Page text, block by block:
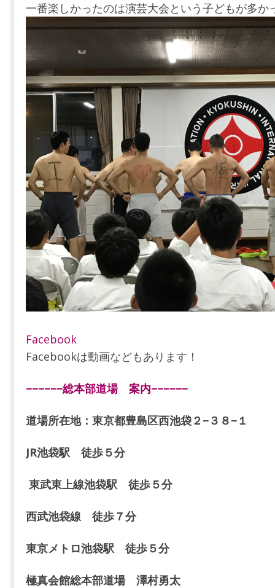
一番楽しかったのは演芸大会という子どもが多か
Facebook
Facebookは動画などもあります！
−−−−−−総本部道場 案内−−−−−−
道場所在地：東京都豊島区西池袋２−３８−１
JR池袋駅 徒歩５分
東武東上線池袋駅 徒歩５分
西武池袋線 徒歩７分
東京メトロ池袋駅 徒歩５分
極真会館総本部道場 澤村勇太